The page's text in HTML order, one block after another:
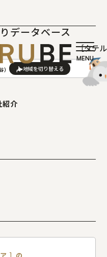
データベース
［タテ
）
路(釧路･根室)版
紹介